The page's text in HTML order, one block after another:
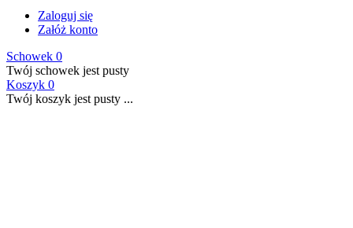
Zaloguj się
Załóż konto
Schowek 0
Twój schowek jest pusty
Koszyk 0
Twój koszyk jest pusty ...